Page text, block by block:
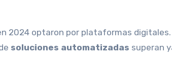
soluciones automatizadas superan